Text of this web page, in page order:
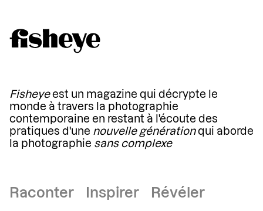
Fisheyeest un magazine qui décrypte le
monde à travers la photographie
contemporaine en restant à l'écoute des
pratiques d'une nouvelle générationqui aborde
la photographie sans complexe
Raconter Inspirer Révéler